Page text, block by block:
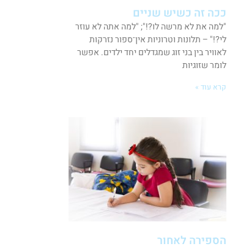
ככה זה כשיש שניים
"למה את לא מרשה לו?!"; "למה אתה לא עוזר
לי?!" – תלונות וטרוניות אין־ספור נזרקות
לאוויר בין בני זוג שמגדלים יחד ילדים. אפשר
לומר שזוגיות
קרא עוד »
הספירה לאחור